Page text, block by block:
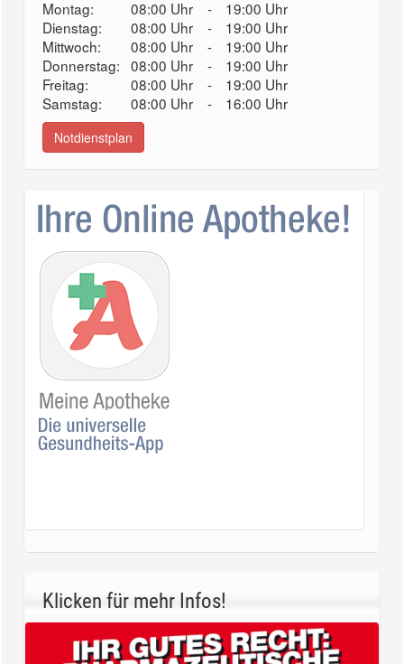
Montag: 08:00 Uhr -
19:00 Uhr
Dienstag:
08:00 Uhr -
19:00 Uhr
Mittwoch:
08:00 Uhr -
19:00 Uhr
Donnerstag: 08:00 Uhr -
19:00 Uhr
Freitag:
08:00 Uhr -
19:00 Uhr
Samstag:
08:00 Uhr - 16:00 Uhr
Notdienstplan
Klicken für mehr Infos!